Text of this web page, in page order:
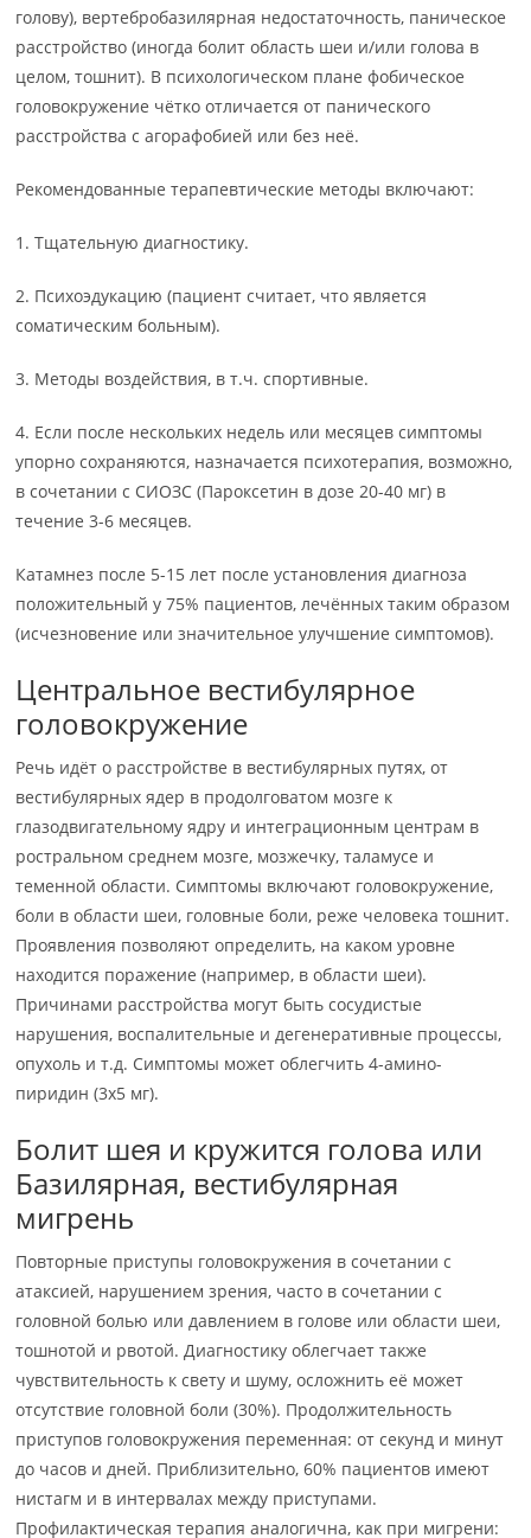
голову), вертебробазилярная недостаточность, паническое
расстройство (иногда болит область шеи и/или голова в
целом, тошнит). В психологическом плане фобическое
головокружение чётко отличается от панического
расстройства с агорафобией или без неё.
Рекомендованные терапевтические методы включают:
1. Тщательную диагностику.
2. Психоэдукацию (пациент считает, что является
соматическим больным).
3. Методы воздействия, в т.ч. спортивные.
4. Если после нескольких недель или месяцев симптомы
упорно сохраняются, назначается психотерапия, возможно,
в сочетании с СИОЗС (Пароксетин в дозе 20-40 мг) в
течение 3-6 месяцев.
Катамнез после 5-15 лет после установления диагноза
положительный у 75% пациентов, лечённых таким образом
(исчезновение или значительное улучшение симптомов).
Центральное вестибулярное
головокружение
Речь идёт о расстройстве в вестибулярных путях, от
вестибулярных ядер в продолговатом мозге к
глазодвигательному ядру и интеграционным центрам в
ростральном среднем мозге, мозжечку, таламусе и
теменной области. Симптомы включают головокружение,
боли в области шеи, головные боли, реже человека тошнит.
Проявления позволяют определить, на каком уровне
находится поражение (например, в области шеи).
Причинами расстройства могут быть сосудистые
нарушения, воспалительные и дегенеративные процессы,
опухоль и т.д. Симптомы может облегчить 4-амино-
пиридин (3х5 мг).
Болит шея и кружится голова или
Базилярная, вестибулярная
мигрень
Повторные приступы головокружения в сочетании с
атаксией, нарушением зрения, часто в сочетании с
головной болью или давлением в голове или области шеи,
тошнотой и рвотой. Диагностику облегчает также
чувствительность к свету и шуму, осложнить её может
отсутствие головной боли (30%). Продолжительность
приступов головокружения переменная: от секунд и минут
до часов и дней. Приблизительно, 60% пациентов имеют
нистагм и в интервалах между приступами.
Профилактическая терапия аналогична, как при мигрени: